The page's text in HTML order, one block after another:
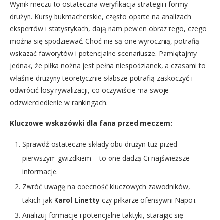
Wynik meczu to ostateczna weryfikacja strategii i formy
drużyn. Kursy bukmacherskie, często oparte na analizach
ekspertów i statystykach, dają nam pewien obraz tego, czego
można się spodziewać. Choć nie są one wyrocznią, potrafią
wskazać faworytów i potencjalne scenariusze. Pamiętajmy
jednak, że piłka nożna jest pełna niespodzianek, a czasami to
właśnie drużyny teoretycznie słabsze potrafią zaskoczyć i
odwrócić losy rywalizacji, co oczywiście ma swoje
odzwierciedlenie w rankingach.
Kluczowe wskazówki dla fana przed meczem:
Sprawdź ostateczne składy obu drużyn tuż przed
pierwszym gwizdkiem – to one dadzą Ci najświeższe
informacje.
Zwróć uwagę na obecność kluczowych zawodników,
takich jak Karol Linetty czy piłkarze ofensywni Napoli.
Analizuj formacje i potencjalne taktyki, starając się